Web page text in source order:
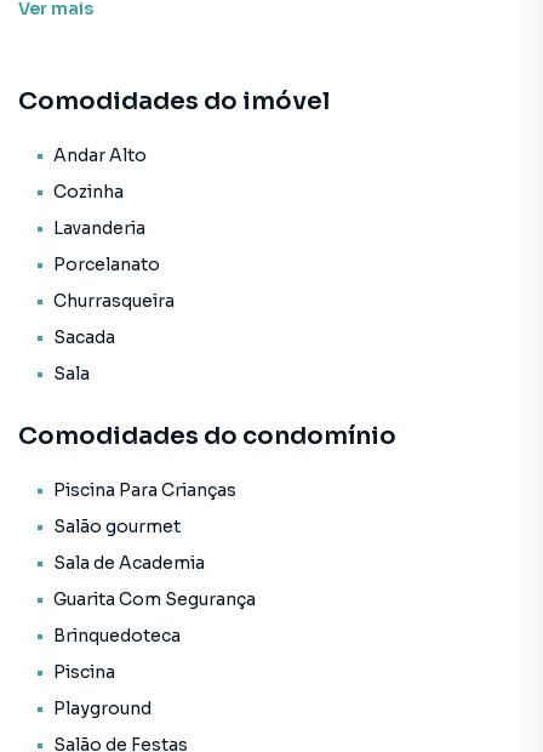
* Área de serviço;
* Sacada com churrasqueira;
* Espera para split;
* Acabamento em gesso;
* Hidrômetro Individual;
* Gás Individual.
* Piscina infantil;
* Academia;
* Sauna;
* Guarita de segurança;
* Entrada p/ banhistas e box de praia;
* Medidores de água, luz e gás individuais;
* Bar;
* Brinquedoteca;
* Espaço gourmet;
* Piscina adulto.
Ver mais
Comodidades do imóvel
Andar Alto
Cozinha
Lavanderia
Porcelanato
Churrasqueira
Sacada
Sala
Comodidades do condomínio
Piscina Para Crianças
Salão gourmet
Sala de Academia
Guarita Com Segurança
Brinquedoteca
Piscina
Playground
Salão de Festas